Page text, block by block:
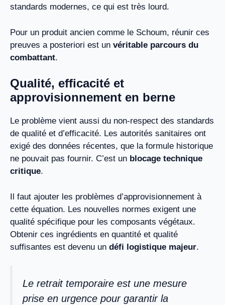
standards modernes, ce qui est très lourd.
Pour un produit ancien comme le Schoum, réunir ces
preuves a posteriori est un véritable parcours du
combattant.
Qualité, efficacité et
approvisionnement en berne
Le problème vient aussi du non-respect des standards
de qualité et d’efficacité. Les autorités sanitaires ont
exigé des données récentes, que la formule historique
ne pouvait pas fournir. C’est un blocage technique
critique.
Il faut ajouter les problèmes d’approvisionnement à
cette équation. Les nouvelles normes exigent une
qualité spécifique pour les composants végétaux.
Obtenir ces ingrédients en quantité et qualité
suffisantes est devenu un défi logistique majeur.
Le retrait temporaire est une mesure
prise en urgence pour garantir la